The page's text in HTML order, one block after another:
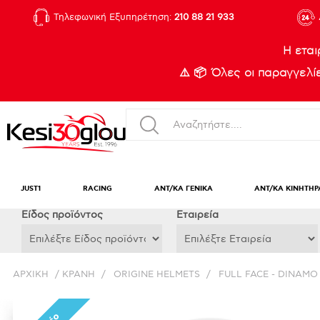
Τηλεφωνική Εξυπηρέτηση: 210 88 21 933
Η
⚠️ 📦 Όλες οι
JUST1 RACING ΑΝΤ/ΚΑ ΓΕΝΙΚΑ ΑΝΤ/ΚΑ
Eίδος προϊόντος Εταιρεία
ΑΡΧΙΚΉ / ΚΡΑΝΗ / ORIGINE HELMETS / FULL FACE - DINAMO